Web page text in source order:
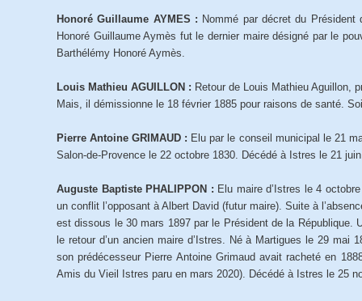
Honoré Guillaume AYMES : Nommé par décret du
Honoré Guillaume Aymès fut le dernier maire désigné par le
Barthélémy Honoré Aymès.
Louis Mathieu AGUILLON : Retour de Louis Mathieu Aguillon,
Mais, il démissionne le 18 février 1885 pour raisons de santé.
Pierre Antoine GRIMAUD : Elu par le conseil municipal le 21
Salon-de-Provence le 22 octobre 1830. Décédé à Istres le 21
Auguste Baptiste PHALIPPON : Elu maire d’Istres le 4
un conflit l’opposant à Albert David (futur maire). Suite à
est dissous le 30 mars 1897 par le Président de la République.
le retour d’un ancien maire d’Istres. Né à Martigues le 29
son prédécesseur Pierre Antoine Grimaud avait racheté en
Amis du Vieil Istres paru en mars 2020). Décédé à Istres le 25